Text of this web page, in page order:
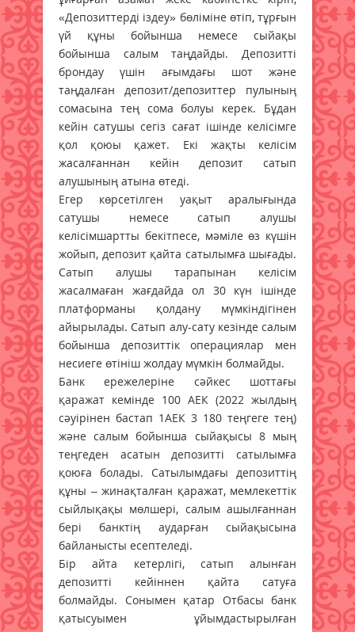
«Депозиттерді іздеу» бөліміне өтіп, тұрғын
үй құны бойынша немесе сыйақы
бойынша салым таңдайды. Депозитті
брондау үшін ағымдағы шот және
таңдалған депозит/депозиттер пулының
сомасына тең сома болуы керек. Бұдан
кейін сатушы сегіз сағат ішінде келісімге
қол қоюы қажет. Екі жақты келісім
жасалғаннан кейін депозит сатып
алушының атына өтеді.
Егер көрсетілген уақыт аралығында
сатушы немесе сатып алушы
келісімшартты бекітпесе, мәміле өз күшін
жойып, депозит қайта сатылымға шығады.
Сатып алушы тарапынан келісім
жасалмаған жағдайда ол 30 күн ішінде
платформаны қолдану мүмкіндігінен
айырылады. Сатып алу-сату кезінде салым
бойынша депозиттік операциялар мен
несиеге өтініш жолдау мүмкін болмайды.
Банк ережелеріне сәйкес шоттағы
қаражат кемінде 100 АЕК (2022 жылдың
сәуірінен бастап 1АЕК 3 180 теңгеге тең)
және салым бойынша сыйақысы 8 мың
теңгеден асатын депозитті сатылымға
қоюға болады. Сатылымдағы депозиттің
құны – жинақталған қаражат, мемлекеттік
сыйлықақы мөлшері, салым ашылғаннан
бері банктің аударған сыйақысына
байланысты есептеледі.
Бір айта кетерлігі, сатып алынған
депозитті кейіннен қайта сатуға
болмайды. Сонымен қатар Отбасы банк
қатысуымен ұйымдастырылған